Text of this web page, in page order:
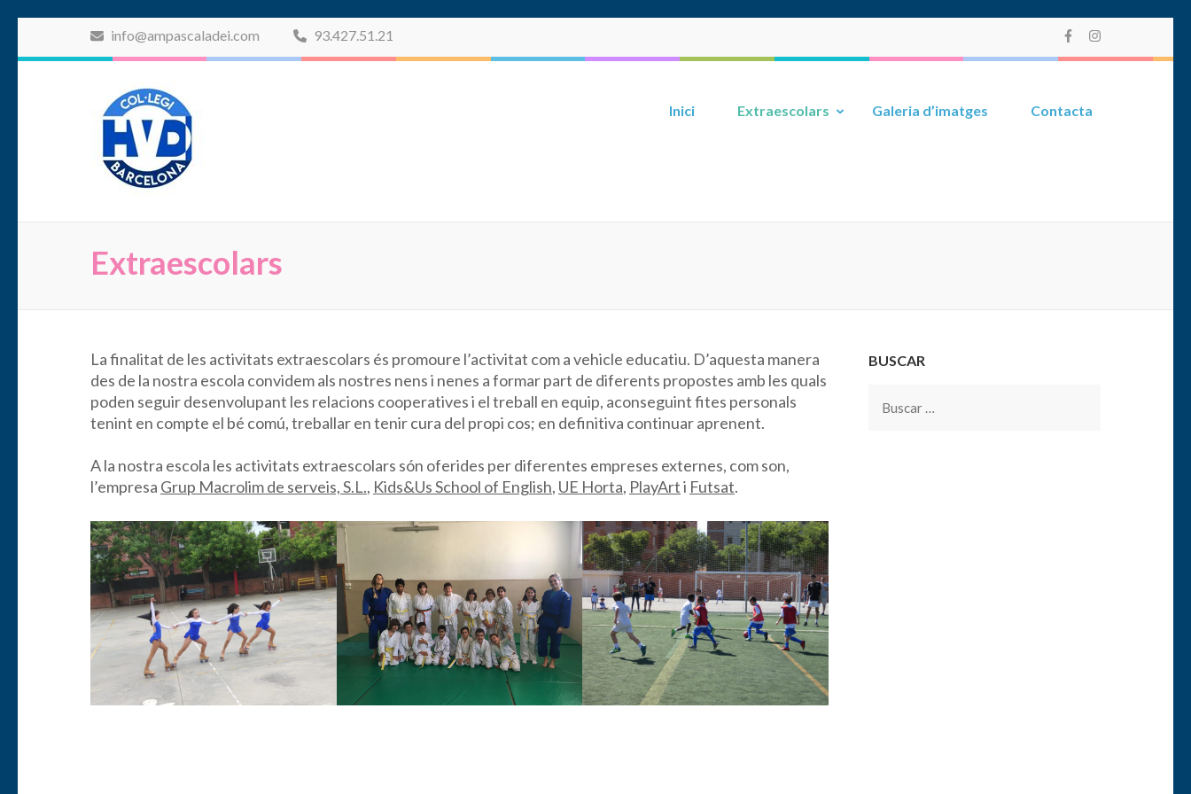
info@ampascaladei.com 93.427.51.21
Inici Extraescolars Galeria d’imatges Contacta
Extraescolars
La finalitat de les activitats extraescolars és promoure l’activitat com a vehicle educatiu. D’aquesta manera
des de la nostra escola convidem als nostres nens i nenes a formar part de diferents propostes amb les quals
poden seguir desenvolupant les relacions cooperatives i el treball en equip, aconseguint fites personals
tenint en compte el bé comú, treballar en tenir cura del propi cos; en definitiva continuar aprenent.
A la nostra escola les activitats extraescolars són oferides per diferentes empreses externes, com son,
l’empresa Grup Macrolim de serveis, S.L., Kids&Us School of English, UE Horta, PlayArti Futsat.
BUSCAR
Buscar: